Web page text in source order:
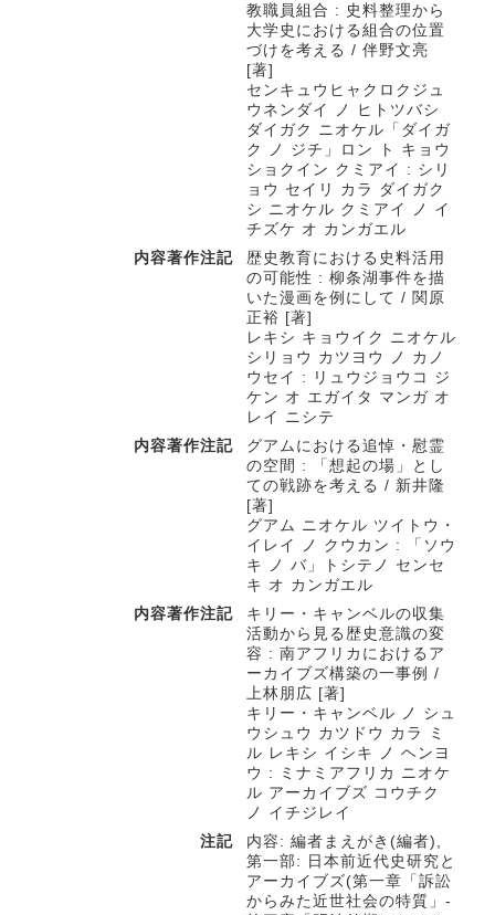
教職員組合 : 史料整理から
大学史における組合の位置
づけを考える / 伴野文亮
[著]
センキュウヒャクロクジュ
ウネンダイ ノ ヒトツバシ
ダイガク ニオケル「ダイガ
ク ノ ジチ」ロン ト キョウ
ショクイン クミアイ : シリ
ョウ セイリ カラ ダイガク
シ ニオケル クミアイ ノ イ
チズケ オ カンガエル
内容著作注記
歴史教育における史料活用
の可能性 : 柳条湖事件を描
いた漫画を例にして / 関原
正裕 [著]
レキシ キョウイク ニオケル
シリョウ カツヨウ ノ カノ
ウセイ : リュウジョウコ ジ
ケン オ エガイタ マンガ オ
レイ ニシテ
内容著作注記
グアムにおける追悼・慰霊
の空間 : 「想起の場」とし
ての戦跡を考える / 新井隆
[著]
グアム ニオケル ツイトウ・
イレイ ノ クウカン : 「ソウ
キ ノ バ」トシテノ センセ
キ オ カンガエル
内容著作注記
キリー・キャンベルの収集
活動から見る歴史意識の変
容 : 南アフリカにおけるア
ーカイブズ構築の一事例 /
上林朋広 [著]
キリー・キャンベル ノ シュ
ウシュウ カツドウ カラ ミ
ル レキシ イシキ ノ ヘンヨ
ウ : ミナミアフリカ ニオケ
ル アーカイブズ コウチク
ノ イチジレイ
注記
内容: 編者まえがき(編者),
第一部: 日本前近代史研究と
アーカイブズ(第一章「訴訟
からみた近世社会の特質」-